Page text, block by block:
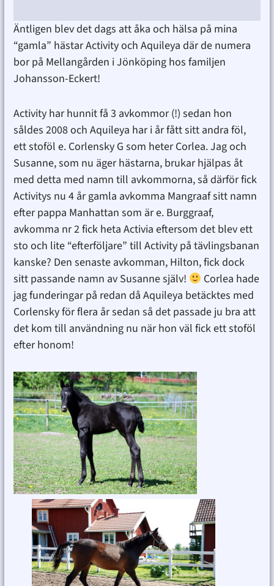
Äntligen blev det dags att åka och hälsa på mina
“gamla” hästar Activity och Aquileya där de numera
bor på Mellangården i Jönköping hos familjen
Johansson-Eckert!
Activity har hunnit få 3 avkommor (!) sedan hon
såldes 2008 och Aquileya har i år fått sitt andra föl,
ett stoföl e. Corlensky G som heter Corlea. Jag och
Susanne, som nu äger hästarna, brukar hjälpas åt
med detta med namn till avkommorna, så därför fick
Activitys nu 4 år gamla avkomma Mangraaf sitt namn
efter pappa Manhattan som är e. Burggraaf,
avkomma nr 2 fick heta Activia eftersom det blev ett
sto och lite “efterföljare” till Activity på tävlingsbanan
kanske? Den senaste avkomman, Hilton, fick dock
sitt passande namn av Susanne själv!
Corlea hade
jag funderingar på redan då Aquileya betäcktes med
Corlensky för flera år sedan så det passade ju bra att
det kom till användning nu när hon väl fick ett stoföl
efter honom!